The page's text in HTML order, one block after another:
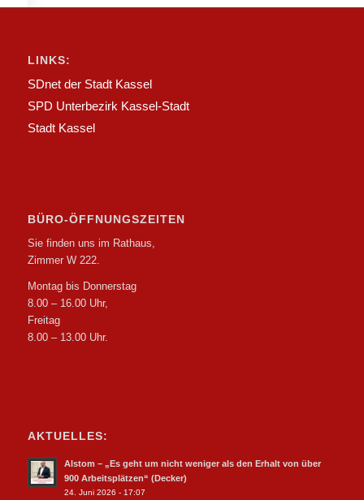
LINKS:
SDnet der Stadt Kassel
SPD Unterbezirk Kassel-Stadt
Stadt Kassel
BÜRO-ÖFFNUNGSZEITEN
Sie finden uns im Rathaus,
Zimmer W 222.
Montag bis Donnerstag
8.00 – 16.00 Uhr,
Freitag
8.00 – 13.00 Uhr.
AKTUELLES:
Alstom – „Es geht um nicht weniger als den Erhalt von über
900 Arbeitsplätzen“ (Decker)
24. Juni 2026 - 17:07